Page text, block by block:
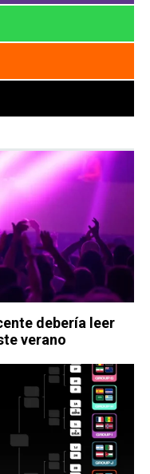
debería leer
verano